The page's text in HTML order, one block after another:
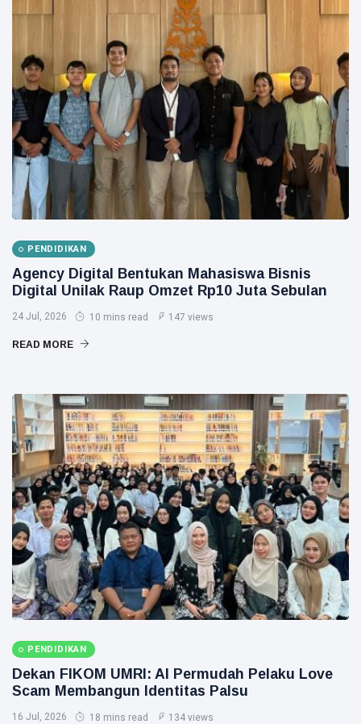
PENDIDIKAN
Agency Digital Bentukan Mahasiswa Bisnis
Digital Unilak Raup Omzet Rp10 Juta Sebulan
24 Jul, 2026 10 mins read 147 views
READ MORE
PENDIDIKAN
Dekan FIKOM UMRI: AI Permudah Pelaku Love
Scam Membangun Identitas Palsu
16 Jul, 2026 18 mins read 134 views